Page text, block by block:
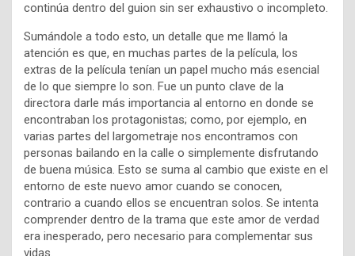
continúa dentro del guion sin ser exhaustivo o incompleto.
Sumándole a todo esto, un detalle que me llamó la
atención es que, en muchas partes de la película, los
extras de la película tenían un papel mucho más esencial
de lo que siempre lo son. Fue un punto clave de la
directora darle más importancia al entorno en donde se
encontraban los protagonistas; como, por ejemplo, en
varias partes del largometraje nos encontramos con
personas bailando en la calle o simplemente disfrutando
de buena música. Esto se suma al cambio que existe en el
entorno de este nuevo amor cuando se conocen,
contrario a cuando ellos se encuentran solos. Se intenta
comprender dentro de la trama que este amor de verdad
era inesperado, pero necesario para complementar sus
vidas.